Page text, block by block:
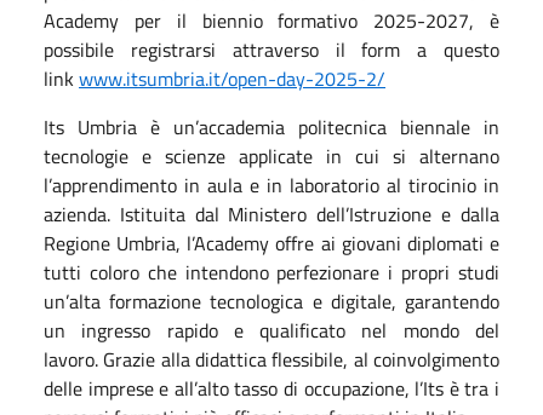
Academy per il biennio formativo 2025-2027, è
possibile registrarsi attraverso il form a questo
linkwww.itsumbria.it/open-day-2025-2/
Its Umbria è un’accademia politecnica biennale in
tecnologie e scienze applicate in cui si alternano
l’apprendimento in aula e in laboratorio al tirocinio in
azienda. Istituita dal Ministero dell’Istruzione e dalla
Regione Umbria, l’Academy offre ai giovani diplomati e
tutti coloro che intendono perfezionare i propri studi
un’alta formazione tecnologica e digitale, garantendo
un ingresso rapido e qualificato nel mondo del
lavoro. Grazie alla didattica flessibile, al coinvolgimento
delle imprese e all’alto tasso di occupazione, l’Its è tra i